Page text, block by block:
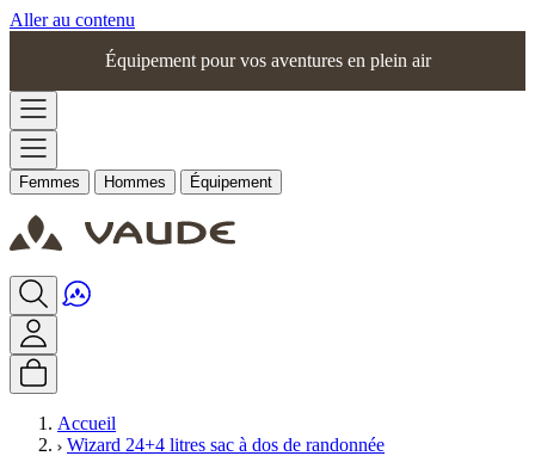
Aller au contenu
Équipement pour vos aventures en plein air
Femmes Hommes Équipement
Accueil
Wizard 24+4 litres sac à dos de randonnée